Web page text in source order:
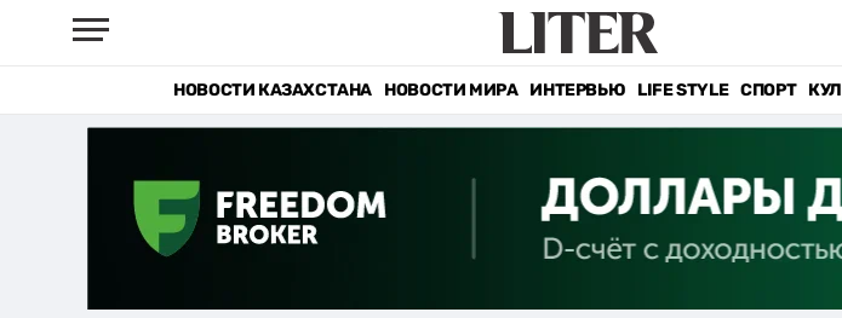
НОВОСТИ КАЗАХСТАНА НОВОСТИ МИРА ИНТЕРВЬЮ LIFE STYLE СПОРТ